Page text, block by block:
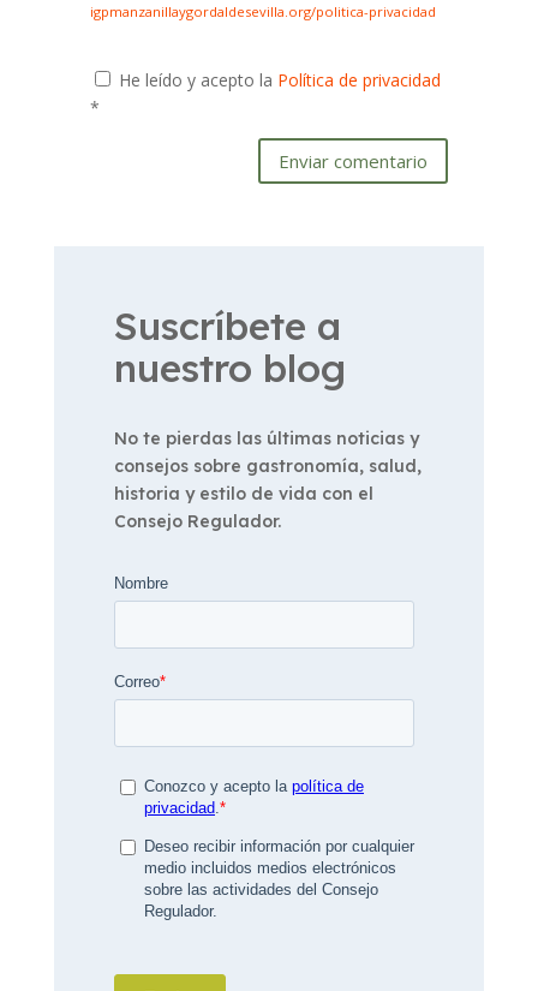
igpmanzanillaygordaldesevilla.org/politica-privacidad
He leído y acepto la Política de privacidad
*
Enviar comentario
Suscríbete a
nuestro blog
No te pierdas las últimas noticias y
consejos sobre gastronomía, salud,
historia y estilo de vida con el
Consejo Regulador.